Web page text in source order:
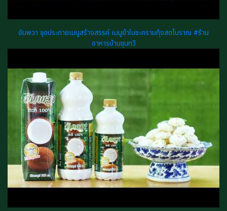
อัมพวา จุดประกายเมนูสร้างสรรค์ เมนูยำใบชะครามกุ้งสดโบราณ #ร้าน
อาหารบ้านขุนทวี